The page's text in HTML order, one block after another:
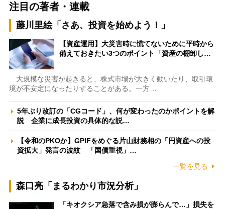
注目の著者・連載
藤川里絵「さあ、投資を始めよう！」
【資産運用】大災害時に慌てないために平時から
備えておきたい3つのポイント「資産の棚卸し…
大規模な災害が起きると、株式市場が大きく動いたり、取引環
境が不安定になったりすることがある。一方…
5年ぶり改訂の「CGコード」、何が変わったのかポイントを解
説 企業に成長投資の具体的な説…
【令和のPKOか】GPIFをめぐる片山財務相の「円資産への投
資拡大」発言の波紋 「国債重視」…
一覧を見る
森口亮「まるわかり市況分析」
「キオクシア急落で含み損が膨らんで…」損失を